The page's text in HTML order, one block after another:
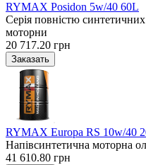
RYMAX Posidon 5w/40 60L
Серія повністю
моторни
20 717.20 грн
RYMAX Europa RS 10w/40
Напівсинтетична моторна
41 610.80 грн